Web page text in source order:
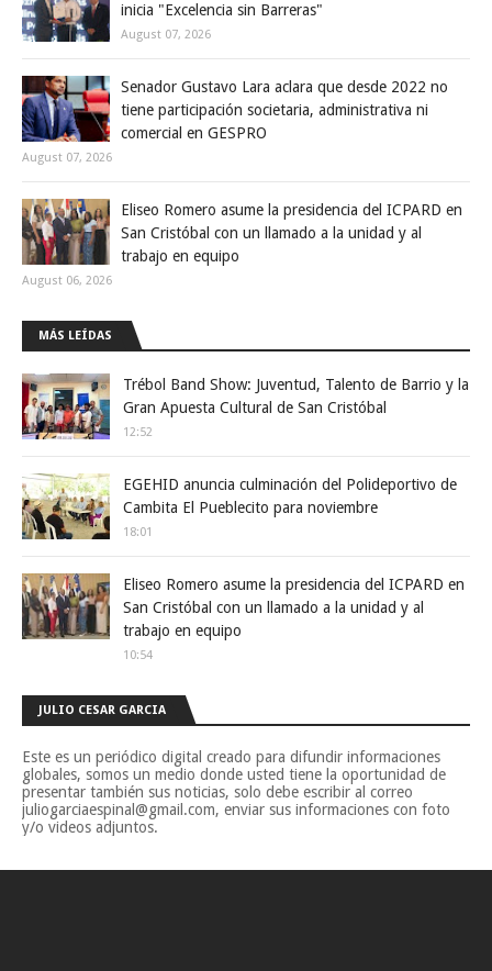
inicia "Excelencia sin Barreras"
August 07, 2026
Senador Gustavo Lara aclara que desde 2022 no
tiene participación societaria, administrativa ni
comercial en GESPRO
August 07, 2026
Eliseo Romero asume la presidencia del ICPARD en
San Cristóbal con un llamado a la unidad y al
trabajo en equipo
August 06, 2026
MÁS LEÍDAS
Trébol Band Show: Juventud, Talento de Barrio y la
Gran Apuesta Cultural de San Cristóbal
12:52
EGEHID anuncia culminación del Polideportivo de
Cambita El Pueblecito para noviembre
18:01
Eliseo Romero asume la presidencia del ICPARD en
San Cristóbal con un llamado a la unidad y al
trabajo en equipo
10:54
JULIO CESAR GARCIA
Este es un periódico digital creado para difundir informaciones
globales, somos un medio donde usted tiene la oportunidad de
presentar también sus noticias, solo debe escribir al correo
juliogarciaespinal@gmail.com, enviar sus informaciones con foto
y/o videos adjuntos.